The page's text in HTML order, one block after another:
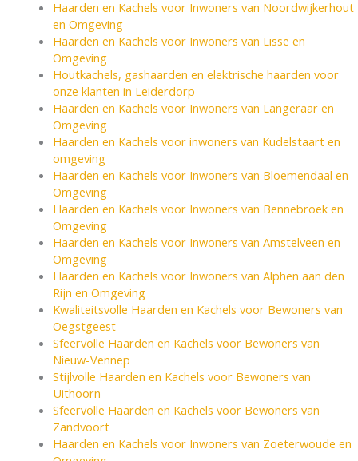
Haarden en Kachels voor Inwoners van Noordwijkerhout
en Omgeving
Haarden en Kachels voor Inwoners van Lisse en
Omgeving
Houtkachels, gashaarden en elektrische haarden voor
onze klanten in Leiderdorp
Haarden en Kachels voor Inwoners van Langeraar en
Omgeving
Haarden en Kachels voor inwoners van Kudelstaart en
omgeving
Haarden en Kachels voor Inwoners van Bloemendaal en
Omgeving
Haarden en Kachels voor Inwoners van Bennebroek en
Omgeving
Haarden en Kachels voor Inwoners van Amstelveen en
Omgeving
Haarden en Kachels voor Inwoners van Alphen aan den
Rijn en Omgeving
Kwaliteitsvolle Haarden en Kachels voor Bewoners van
Oegstgeest
Sfeervolle Haarden en Kachels voor Bewoners van
Nieuw-Vennep
Stijlvolle Haarden en Kachels voor Bewoners van
Uithoorn
Sfeervolle Haarden en Kachels voor Bewoners van
Zandvoort
Haarden en Kachels voor Inwoners van Zoeterwoude en